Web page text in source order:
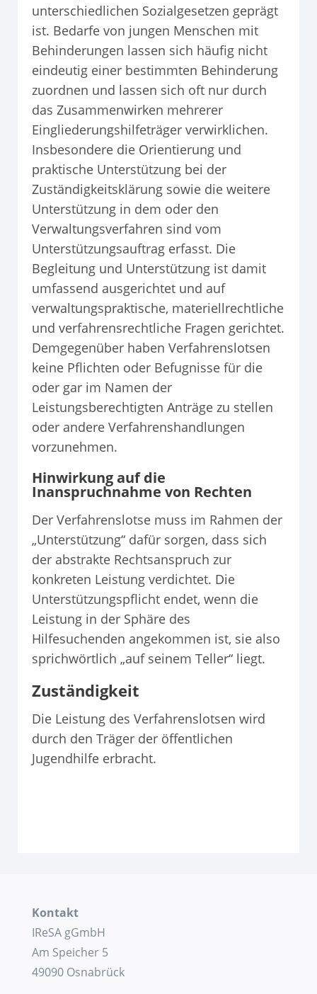
unterschiedlichen Sozialgesetzen geprägt
ist. Bedarfe von jungen Menschen mit
Behinderungen lassen sich häufig nicht
eindeutig einer bestimmten Behinderung
zuordnen und lassen sich oft nur durch
das Zusammenwirken mehrerer
Eingliederungshilfeträger verwirklichen.
Insbesondere die Orientierung und
praktische Unterstützung bei der
Zuständigkeitsklärung sowie die weitere
Unterstützung in dem oder den
Verwaltungsverfahren sind vom
Unterstützungsauftrag erfasst. Die
Begleitung und Unterstützung ist damit
umfassend ausgerichtet und auf
verwaltungspraktische, materiellrechtliche
und verfahrensrechtliche Fragen gerichtet.
Demgegenüber haben Verfahrenslotsen
keine Pflichten oder Befugnisse für die
oder gar im Namen der
Leistungsberechtigten Anträge zu stellen
oder andere Verfahrenshandlungen
vorzunehmen.
Hinwirkung auf die
Inanspruchnahme von Rechten
Der Verfahrenslotse muss im Rahmen der
„Unterstützung“ dafür sorgen, dass sich
der abstrakte Rechtsanspruch zur
konkreten Leistung verdichtet. Die
Unterstützungspflicht endet, wenn die
Leistung in der Sphäre des
Hilfesuchenden angekommen ist, sie also
sprichwörtlich „auf seinem Teller“ liegt.
Zuständigkeit
Die Leistung des Verfahrenslotsen wird
durch den Träger der öffentlichen
Jugendhilfe erbracht.
Kontakt
IReSA gGmbH
Am Speicher 5
49090 Osnabrück